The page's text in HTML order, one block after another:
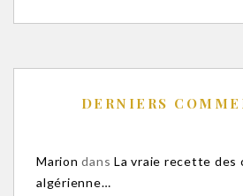
DERNIERS
Marion dans La vraie recette des
algérienne…